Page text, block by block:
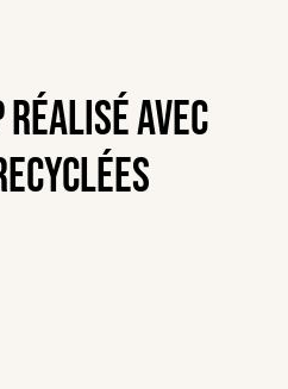
réalisé avec